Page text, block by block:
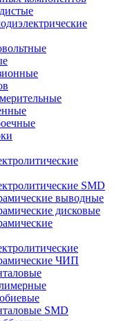
SMD
выводные
дисковые
ЧИП
SMD